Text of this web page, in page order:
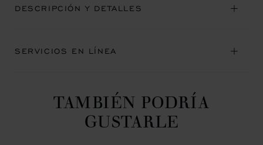
DESCRIPCIÓN Y DETALLES
SERVICIOS EN LÍNEA
TAMBIÉN PODRÍA
GUSTARLE